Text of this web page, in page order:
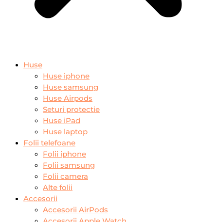
Huse
Huse iphone
Huse samsung
Huse Airpods
Seturi protectie
Huse iPad
Huse laptop
Folii telefoane
Folii iphone
Folii samsung
Folii camera
Alte folii
Accesorii
Accesorii AirPods